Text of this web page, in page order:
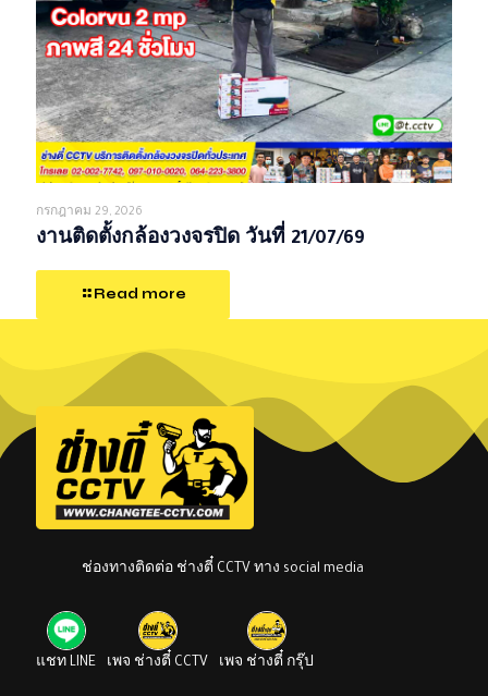
กรกฎาคม 29, 2026
งานติดตั้งกล้องวงจรปิด วันที่ 21/07/69
Read more
ช่องทางติดต่อ ช่างตี๋ CCTV ทาง social media
แชท LINE เพจ ช่างตี๋ CCTV เพจ ช่างตี๋ กรุ๊ป